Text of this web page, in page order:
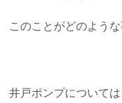
このことがどのよう
井戸ポンプについて